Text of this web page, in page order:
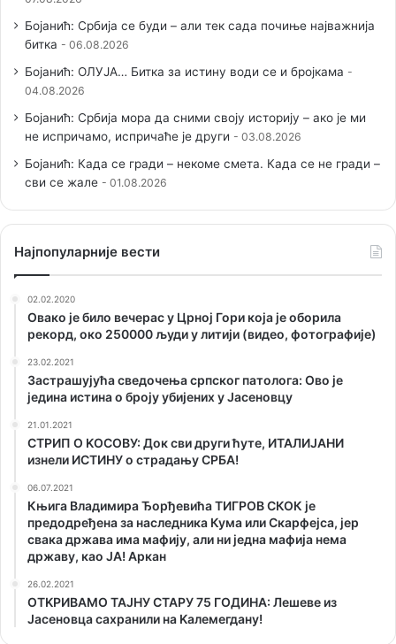
Бојанић: Србија се буди – али тек сада почиње најважнија
битка
06.08.2026
Бојанић: ОЛУЈА… Битка за истину води се и бројкама
04.08.2026
Бојанић: Србија мора да сними своју историју – ако је ми
не испричамо, испричаће је други
03.08.2026
Бојанић: Када се гради – некоме смета. Када се не гради –
сви се жале
01.08.2026
Наjпопуларније вести
02.02.2020
Овако је било вечерас у Црној Гори која је оборила
рекорд, око 250000 људи у литији (видео, фотографије)
23.02.2021
Застрашујућа сведочења српског патолога: Ово је
једина истина о броју убијених у Јасеновцу
21.01.2021
СТРИП О KОСОВУ: Док сви други ћуте, ИТАЛИЈАНИ
изнели ИСТИНУ о страдању СРБА!
06.07.2021
Књига Владимира Ђорђевића ТИГРОВ СКОК је
предодређена за наследника Кума или Скарфејса, јер
свака држава има мафију, али ни једна мафија нема
државу, као ЈА! Аркан
26.02.2021
ОТKРИВАМО ТАЈНУ СТАРУ 75 ГОДИНА: Лешеве из
Јасеновца сахранили на Kалемегдану!